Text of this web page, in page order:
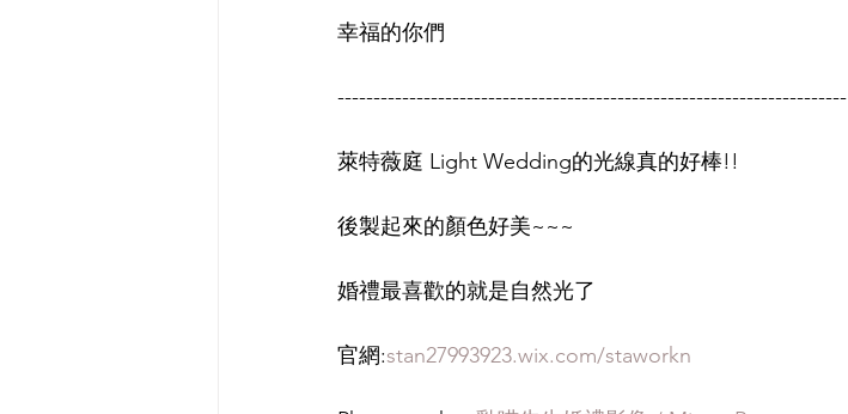
幸福的你們
-----------------------------------------------------------------------
萊特薇庭 Light Wedding的光線真的好棒!!
後製起來的顏色好美~~~
婚禮最喜歡的就是自然光了
官網:stan27993923.wix.com/staworkn